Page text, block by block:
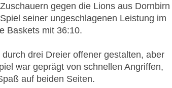
gegen die Lions aus Dornbirn
seiner ungeschlagenen Leistung im
Baskets mit 36:10.
drei Dreier offener gestalten, aber
war geprägt von schnellen Angriffen,
auf beiden Seiten.